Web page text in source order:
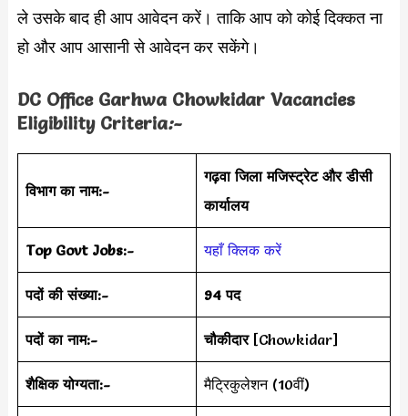
ले उसके बाद ही आप आवेदन करें। ताकि आप को कोई दिक्कत ना
हो और आप आसानी से आवेदन कर सकेंगे।
DC Office Garhwa Chowkidar Vacancies
Eligibility Criteria:-
विभाग का नाम:-
गढ़वा जिला मजिस्ट्रेट और डीसी
कार्यालय
Top Govt Jobs:- यहाँ क्लिक करें
पदों की संख्या:- 94 पद
पदों का नाम:- चौकीदार[Chowkidar]
शैक्षिक योग्यता:- मैट्रिकुलेशन (10वीं)